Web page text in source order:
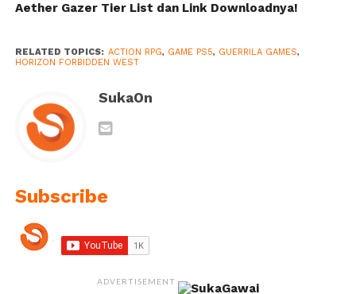
Aether Gazer Tier List dan Link Downloadnya!
RELATED TOPICS: ACTION RPG, GAME PS5, GUERRILA GAMES,
HORIZON FORBIDDEN WEST
SukaOn
Subscribe
ADVERTISEMENT